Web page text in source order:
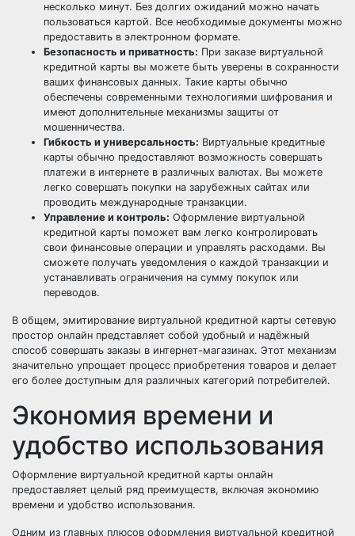
несколько минут. Без долгих ожиданий можно начать
пользоваться картой. Все необходимые документы можно
предоставить в электронном формате.
Безопасность и приватность: При заказе виртуальной
кредитной карты вы можете быть уверены в сохранности
ваших финансовых данных. Такие карты обычно
обеспечены современными технологиями шифрования и
имеют дополнительные механизмы защиты от
мошенничества.
Гибкость и универсальность: Виртуальные кредитные
карты обычно предоставляют возможность совершать
платежи в интернете в различных валютах. Вы можете
легко совершать покупки на зарубежных сайтах или
проводить международные транзакции.
Управление и контроль: Оформление виртуальной
кредитной карты поможет вам легко контролировать
свои финансовые операции и управлять расходами. Вы
сможете получать уведомления о каждой транзакции и
устанавливать ограничения на сумму покупок или
переводов.
В общем, эмитирование виртуальной кредитной карты сетевую
простор онлайн представляет собой удобный и надёжный
способ совершать заказы в интернет-магазинах. Этот механизм
значительно упрощает процесс приобретения товаров и делает
его более доступным для различных категорий потребителей.
Экономия времени и
удобство использования
Оформление виртуальной кредитной карты онлайн
предоставляет целый ряд преимуществ, включая экономию
времени и удобство использования.
Одним из главных плюсов оформления виртуальной кредитной